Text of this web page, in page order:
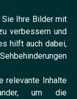
Ihre Bilder mit
verbessern und
hilft auch dabei,
relevante Inhalte
um die